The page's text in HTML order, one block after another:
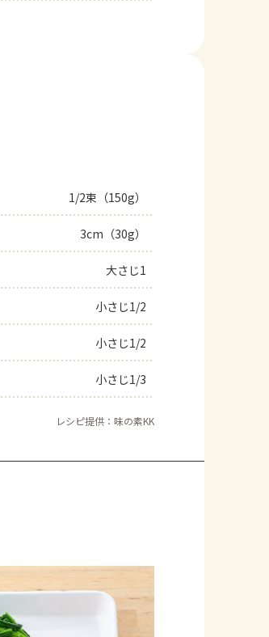
1/2束（150g）
3cm（30g）
大さじ1
小さじ1/2
小さじ1/2
小さじ1/3
レシピ提供：味の素KK